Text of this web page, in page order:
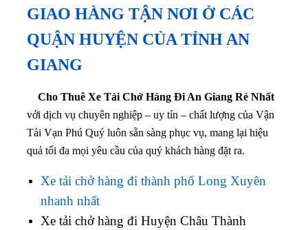
GIAO HÀNG TẬN NƠI Ở CÁC
QUẬN HUYỆN CỦA TỈNH AN
GIANG
Cho Thuê Xe Tải Chở Hàng Đi An Giang Rẻ Nhất
với dịch vụ chuyên nghiệp – uy tín – chất lượng của Vận
Tải Vạn Phú Quý luôn sẵn sàng phục vụ, mang lại hiệu
quả tối đa mọi yêu cầu của quý khách hàng đặt ra.
Xe tải chở hàng đi thành phố Long Xuyên
nhanh nhất
Xe tải chở hàng đi Huyện Châu Thành